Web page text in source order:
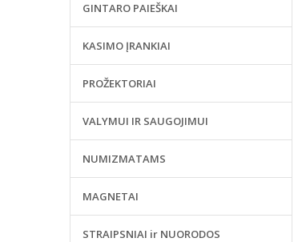
GINTARO PAIEŠKAI
KASIMO ĮRANKIAI
PROŽEKTORIAI
VALYMUI IR SAUGOJIMUI
NUMIZMATAMS
MAGNETAI
STRAIPSNIAI ir NUORODOS